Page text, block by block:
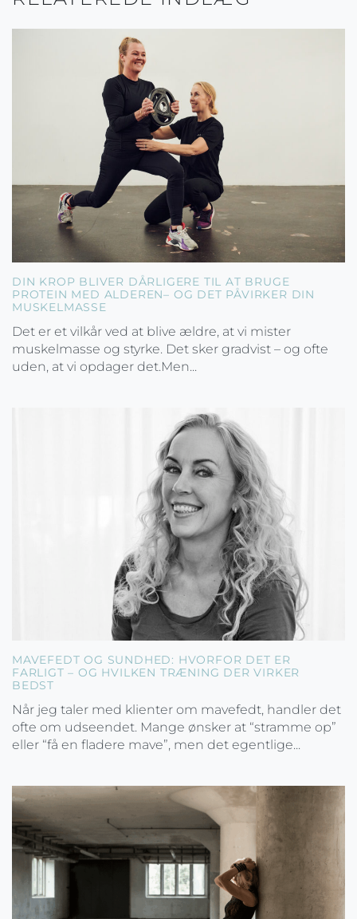
DIN KROP BLIVER DÅRLIGERE TIL AT BRUGE
PROTEIN MED ALDEREN– OG DET PÅVIRKER DIN
MUSKELMASSE
Det er et vilkår ved at blive ældre, at vi mister
muskelmasse og styrke. Det sker gradvist – og ofte
uden, at vi opdager det.Men...
MAVEFEDT OG SUNDHED: HVORFOR DET ER
FARLIGT – OG HVILKEN TRÆNING DER VIRKER
BEDST
Når jeg taler med klienter om mavefedt, handler det
ofte om udseendet. Mange ønsker at “stramme op”
eller “få en fladere mave”, men det egentlige...